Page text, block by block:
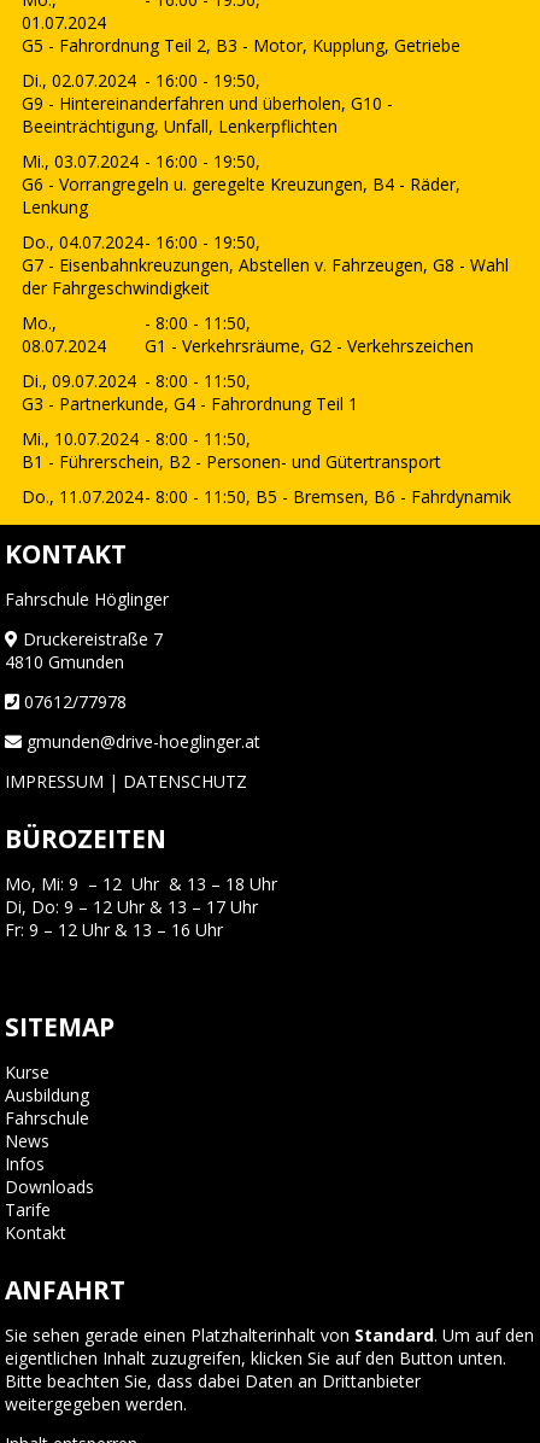
01.07.2024
G5 - Fahrordnung Teil 2, B3 - Motor, Kupplung, Getriebe
Di., 02.07.2024 - 16:00 - 19:50,
G9 - Hintereinanderfahren und überholen, G10 -
Beeinträchtigung, Unfall, Lenkerpflichten
Mi., 03.07.2024 - 16:00 - 19:50,
G6 - Vorrangregeln u. geregelte Kreuzungen, B4 - Räder,
Lenkung
Do., 04.07.2024- 16:00 - 19:50,
G7 - Eisenbahnkreuzungen, Abstellen v. Fahrzeugen, G8 - Wahl
der Fahrgeschwindigkeit
Mo.,
08.07.2024
- 8:00 - 11:50,
G1 - Verkehrsräume, G2 - Verkehrszeichen
Di., 09.07.2024 - 8:00 - 11:50,
G3 - Partnerkunde, G4 - Fahrordnung Teil 1
Mi., 10.07.2024 - 8:00 - 11:50,
B1 - Führerschein, B2 - Personen- und Gütertransport
Do., 11.07.2024- 8:00 - 11:50, B5 - Bremsen, B6 - Fahrdynamik
KONTAKT
Fahrschule Höglinger
Druckereistraße 7
4810 Gmunden
07612/77978
gmunden@drive-hoeglinger.at
IMPRESSUM | DATENSCHUTZ
BÜROZEITEN
Mo, Mi: 9 – 12 Uhr & 13 – 18 Uhr
Di, Do: 9 – 12 Uhr & 13 – 17 Uhr
Fr: 9 – 12 Uhr & 13 – 16 Uhr
SITEMAP
Kurse
Ausbildung
Fahrschule
News
Infos
Downloads
Tarife
Kontakt
ANFAHRT
Sie sehen gerade einen Platzhalterinhalt von Standard. Um auf den
eigentlichen Inhalt zuzugreifen, klicken Sie auf den Button unten.
Bitte beachten Sie, dass dabei Daten an Drittanbieter
weitergegeben werden.